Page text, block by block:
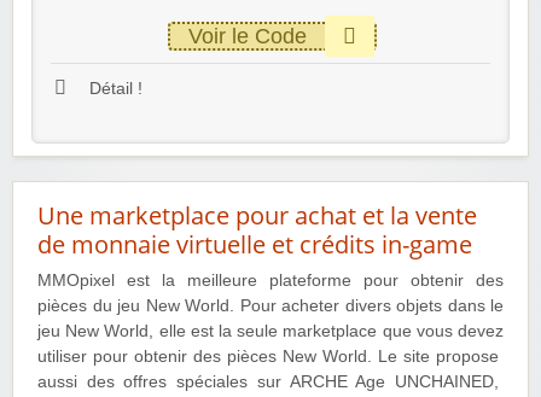
Voir le Code
Détail !
Une marketplace pour achat et la vente
de monnaie virtuelle et crédits in-game
MMOpixel est la meilleure plateforme pour obtenir des
pièces du jeu New World. Pour acheter divers objets dans le
jeu New World, elle est la seule marketplace que vous devez
utiliser pour obtenir des pièces New World. Le site propose
aussi des offres spéciales sur ARCHE Age UNCHAINED,